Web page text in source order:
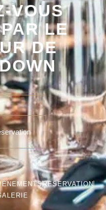
VOUS
LE
DE
RESERVATION